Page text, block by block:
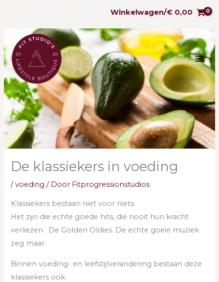
inhoud
Winkelwagen/€ 0,00
De klassiekers in voeding
/voeding / Door Fitprogressionstudios
Klassiekers bestaan niet voor niets.
Het zijn die echte goede hits, die nooit hun kracht
verliezen. De Golden Oldies. De echte goeie muziek
zeg maar.
Binnen voeding- en leefstijlverandering bestaan deze
klassiekers ook.